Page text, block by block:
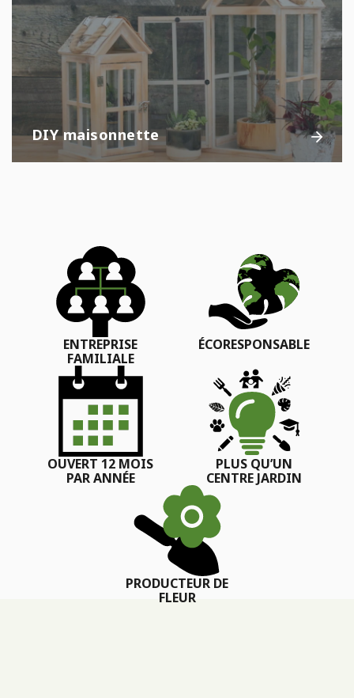
DIY maisonnette
ENTREPRISE
FAMILIALE
ÉCORESPONSABLE
OUVERT 12 MOIS
PAR ANNÉE
PLUS QU’UN
CENTRE JARDIN
PRODUCTEUR DE
FLEUR